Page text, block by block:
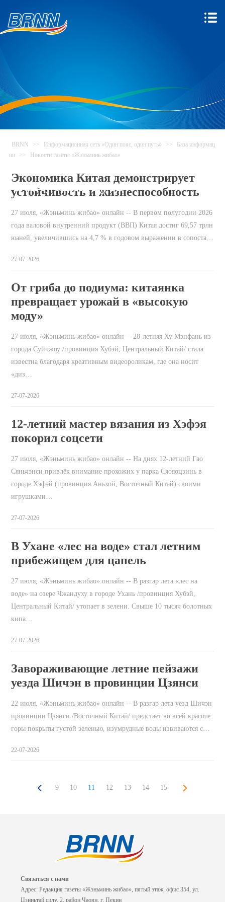
пояс, один путь»
BRNN >> Информационная сеть «Один пояс, один путь» >>
База информац
ии
>> Новости газеты «Жэньминь жибао»
Экономика Китая демонстрирует
устойчивость и жизнеспособность
27 июля, «Жэньминь жибао» онлайн -- В первом полугодии 2026
года валовой внутренний продукт (ВВП) Китая достиг 69,57 трлн
юаней, увеличившись на 4,7 % в годовом выражении в сопоста…
27-07-2026
От гриба до подиума: китаянка
превращает урожай в «высокую
моду»
27 июля, «Жэньминь жибао» онлайн -- 28-летняя Ху Мэнфань из
города Суйчжоу /провинция Хубэй, Центральный Китай/ стала
известна благодаря креативным видеороликам, где она носит
«диз…
27-07-2026
12-летний мастер вязания из Хэфэя
покорил соцсети
27 июля, «Жэньминь жибао» онлайн -- На днях 12-летний Гао
Сяньчэнси привлёк внимание прохожих у парка Сяояоцзинь в
городе Хэфэй (провинция Аньхой, Восточный Китай) своими
игрушками…
27-07-2026
В Ухане «лес на воде» стал летним
прибежищем для цапель
27 июля, «Жэньминь жибао» онлайн -- В разгар лета «лес на
воде» на озере Чжандуху в городе Ухань /провинция Хубэй,
Центральный Китай/ утопает в зелени. Свыше 10 тысяч болотных
кипа…
27-07-2026
Завораживающие летние пейзажи
уезда Шичэн в провинции Цзянси
22 июля, «Жэньминь жибао» онлайн -- В разгар лета уезд Шичэн
провинции Цзянси /Восточный Китай/ предстает во всей красоте:
горы покрыты густой зеленью, изумрудные воды извиваются с…
22-07-2026
9 10 11 12 13 14 15
Связаться с нами
Адрес: Редакция газеты «Жэньминь жибао», пятый этаж, офис 354, ул.
Цзиньтай силу, 2, район Чаоян, г. Пекин